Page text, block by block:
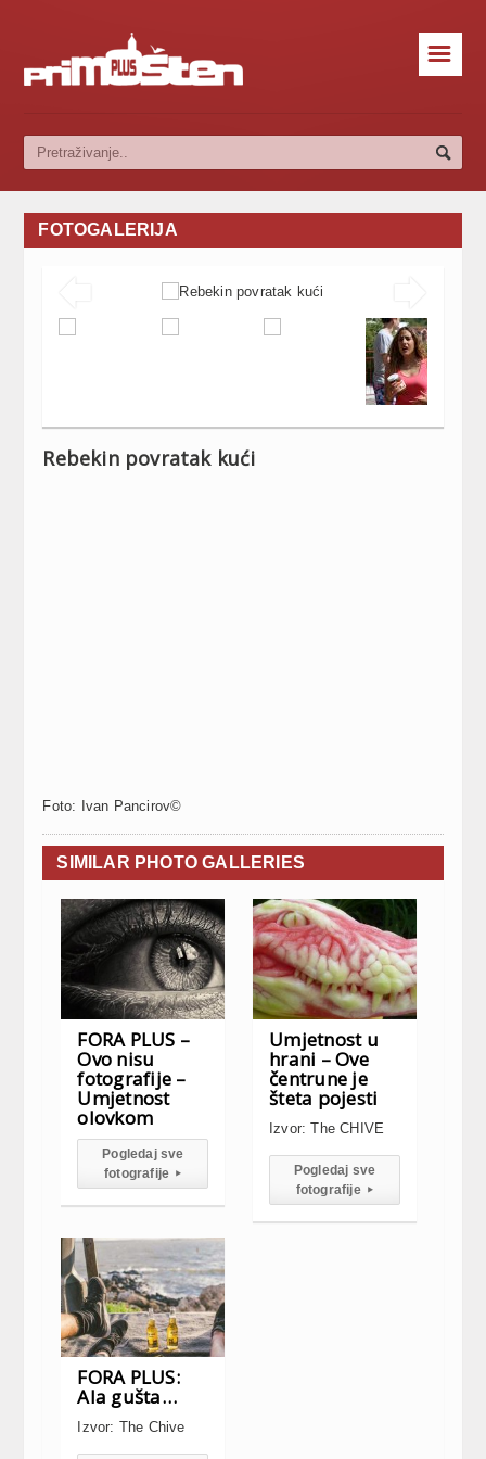
☰
FOTOGALERIJA
Rebekin povratak kući
Foto: Ivan Pancirov©
SIMILAR PHOTO GALLERIES
FORA PLUS –
Ovo nisu
fotografije –
Umjetnost
olovkom
Pogledaj sve
fotografije▸
Umjetnost u
hrani – Ove
čentrune je
šteta pojesti
Izvor: The CHIVE
Pogledaj sve
fotografije▸
FORA PLUS:
Ala gušta…
Izvor: The Chive